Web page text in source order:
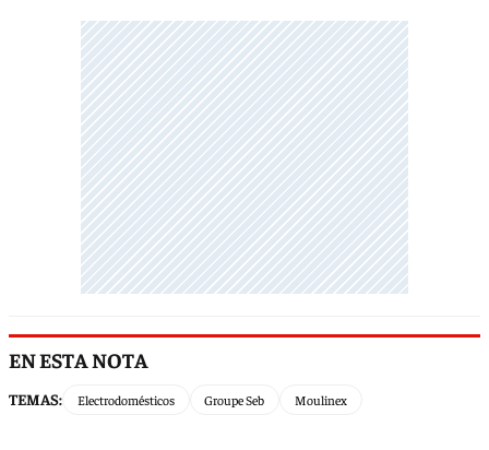
EN ESTA NOTA
TEMAS: Electrodomésticos Groupe Seb Moulinex